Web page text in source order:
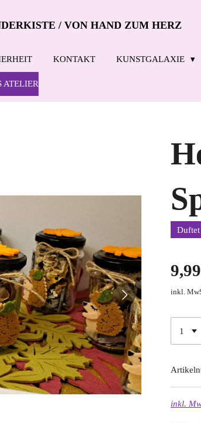
/ VON HAND ZUM HERZ
KONTAKT KUNSTGALAXIE
ATELIER
Duftet
inkl.
inkl.